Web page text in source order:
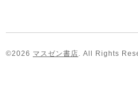
©2026 マスゼン書店. All Rights